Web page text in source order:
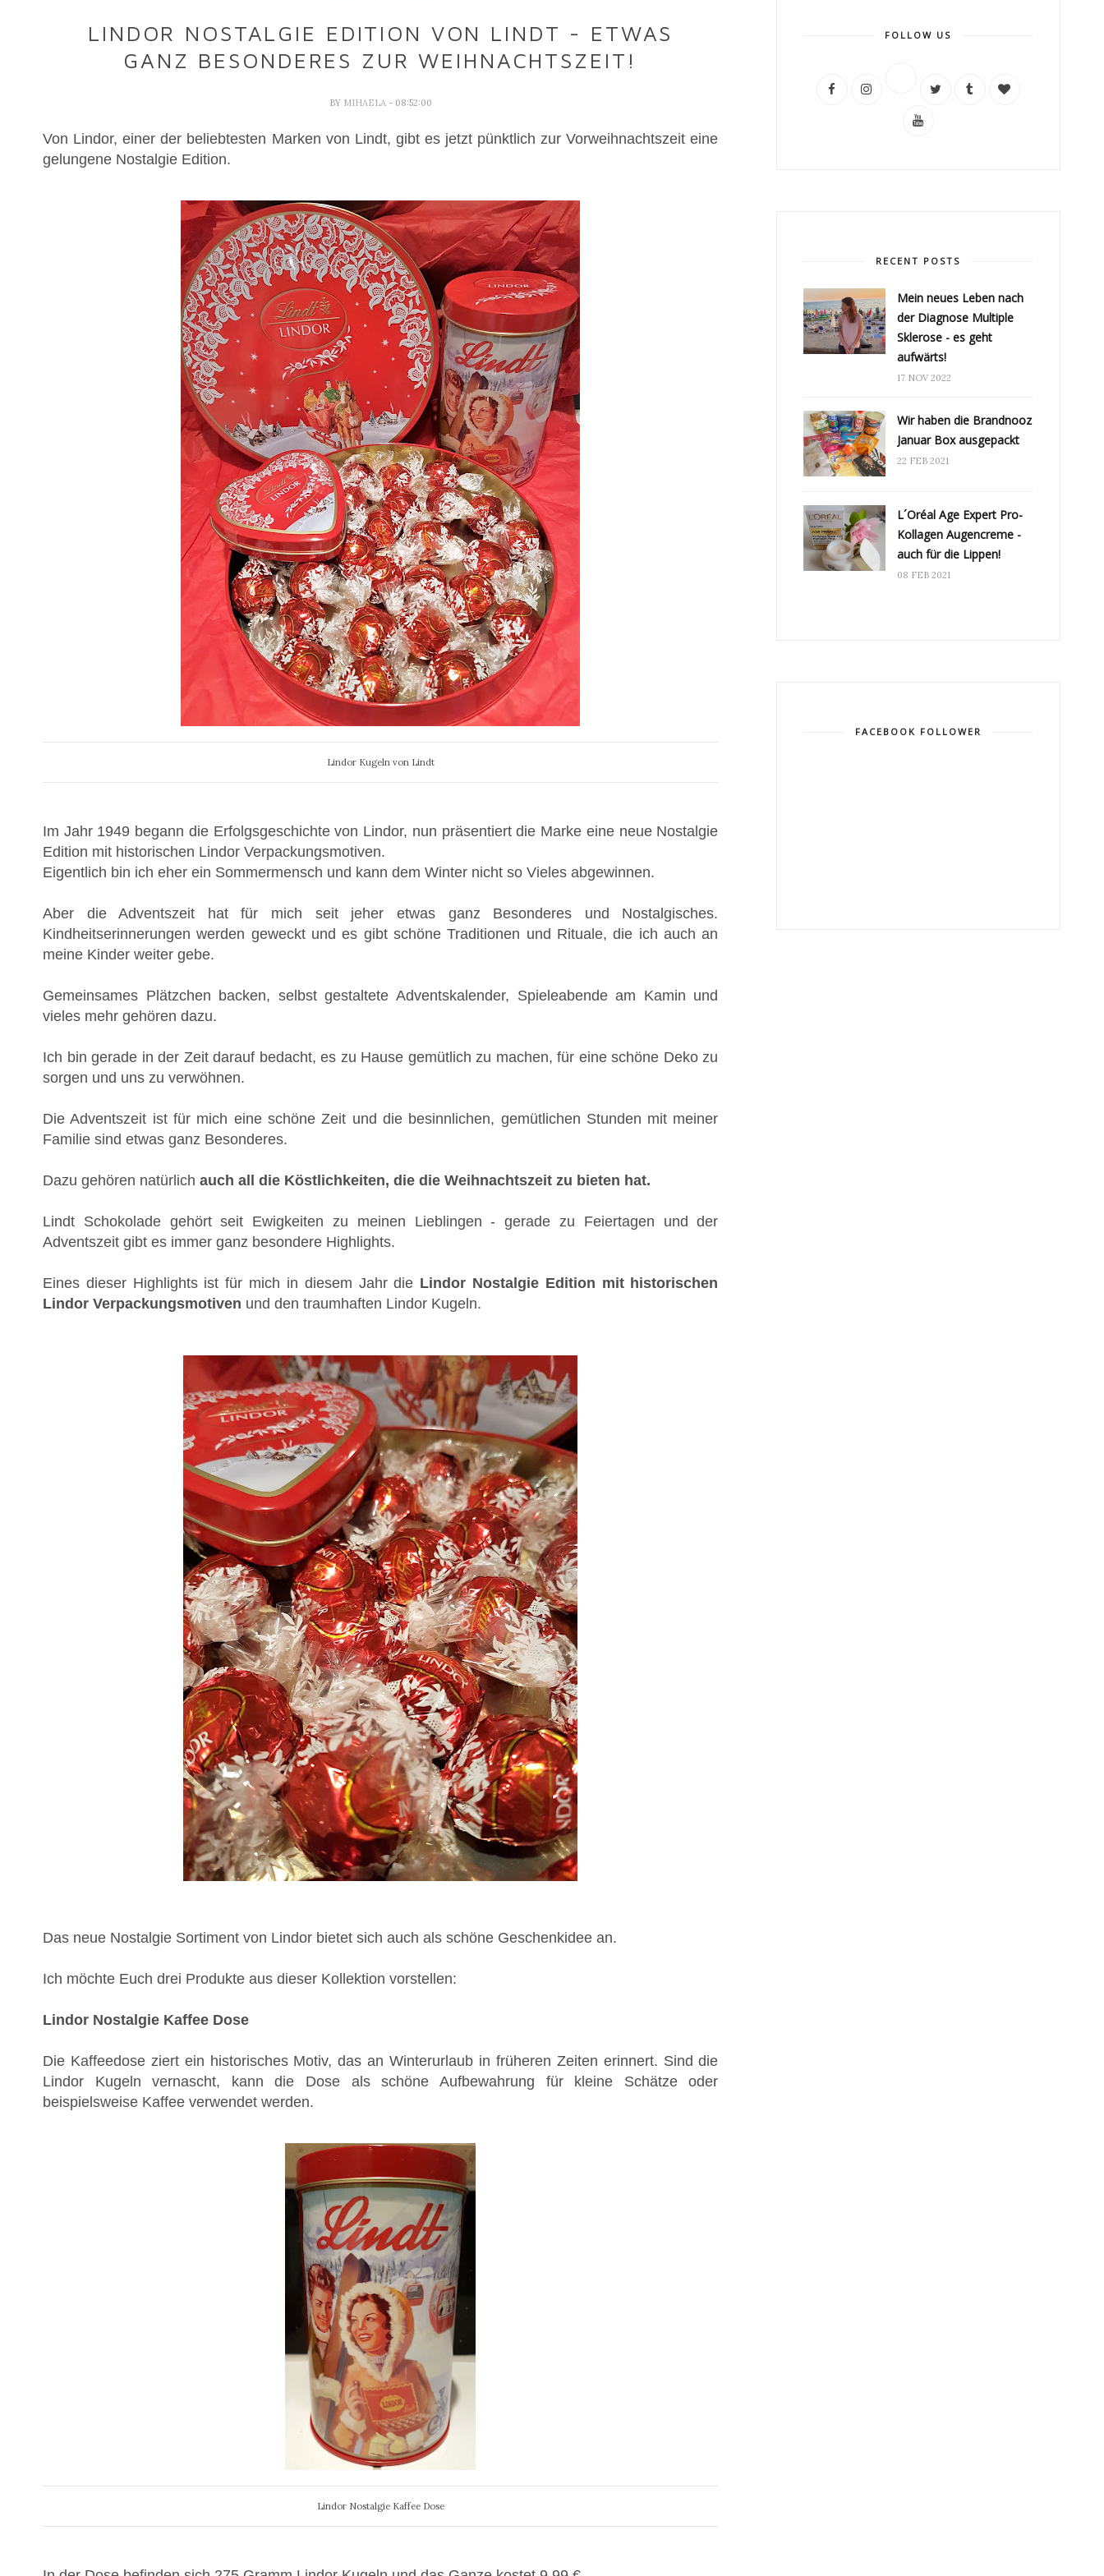
LINDOR NOSTALGIE EDITION VON LINDT - ETWAS
GANZ BESONDERES ZUR WEIHNACHTSZEIT!
BY MIHAELA - 08:52:00
Von Lindor, einer der beliebtesten Marken von Lindt, gibt es jetzt pünktlich zur Vorweihnachtszeit eine
gelungene Nostalgie Edition.
Lindor Kugeln von Lindt
Im Jahr 1949 begann die Erfolgsgeschichte von Lindor, nun präsentiert die Marke eine neue Nostalgie
Edition mit historischen Lindor Verpackungsmotiven.
Eigentlich bin ich eher ein Sommermensch und kann dem Winter nicht so Vieles abgewinnen.
Aber die Adventszeit hat für mich seit jeher etwas ganz Besonderes und Nostalgisches.
Kindheitserinnerungen werden geweckt und es gibt schöne Traditionen und Rituale, die ich auch an
meine Kinder weiter gebe.
Gemeinsames Plätzchen backen, selbst gestaltete Adventskalender, Spieleabende am Kamin und
vieles mehr gehören dazu.
Ich bin gerade in der Zeit darauf bedacht, es zu Hause gemütlich zu machen, für eine schöne Deko zu
sorgen und uns zu verwöhnen.
Die Adventszeit ist für mich eine schöne Zeit und die besinnlichen, gemütlichen Stunden mit meiner
Familie sind etwas ganz Besonderes.
Dazu gehören natürlich auch all die Köstlichkeiten, die die Weihnachtszeit zu bieten hat.
Lindt Schokolade gehört seit Ewigkeiten zu meinen Lieblingen - gerade zu Feiertagen und der
Adventszeit gibt es immer ganz besondere Highlights.
Eines dieser Highlights ist für mich in diesem Jahr die Lindor Nostalgie Edition mit historischen
Lindor Verpackungsmotiven und den traumhaften Lindor Kugeln.
Das neue Nostalgie Sortiment von Lindor bietet sich auch als schöne Geschenkidee an.
Ich möchte Euch drei Produkte aus dieser Kollektion vorstellen:
Lindor Nostalgie Kaffee Dose
Die Kaffeedose ziert ein historisches Motiv, das an Winterurlaub in früheren Zeiten erinnert. Sind die
Lindor Kugeln vernascht, kann die Dose als schöne Aufbewahrung für kleine Schätze oder
beispielsweise Kaffee verwendet werden.
Lindor Nostalgie Kaffee Dose
FOLLOW US
RECENT POSTS
Mein neues Leben nach
der Diagnose Multiple
Sklerose - es geht
aufwärts!
17 NOV 2022
Wir haben die Brandnooz
Januar Box ausgepackt
22 FEB 2021
L´Oréal Age Expert Pro-
Kollagen Augencreme -
auch für die Lippen!
08 FEB 2021
FACEBOOK FOLLOWER